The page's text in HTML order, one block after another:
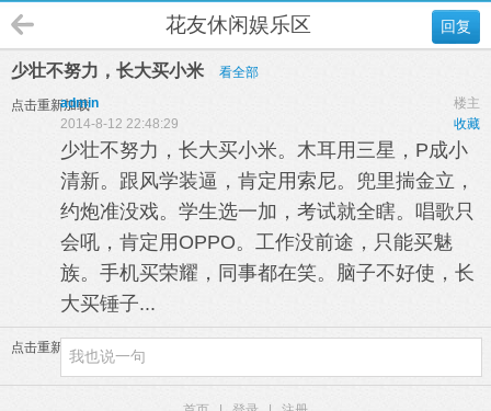
回复
花友休闲娱乐区
少壮不努力，长大买小米 看全部
点击重新加载 楼主
admin
收藏
2014-8-12 22:48:29
少壮不努力，长大买小米。木耳用三星，P成小
清新。跟风学装逼，肯定用索尼。兜里揣金立，
约炮准没戏。学生选一加，考试就全瞎。唱歌只
会吼，肯定用OPPO。工作没前途，只能买魅
族。手机买荣耀，同事都在笑。脑子不好使，长
大买锤子...
点击重新加载